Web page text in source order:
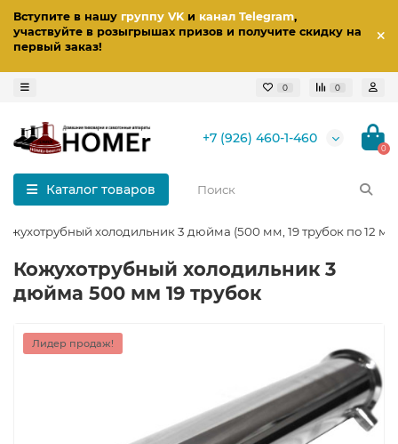
Вступите в нашу группу VKи канал Telegram,
участвуйте в розыгрышах призов и получите скидку на
первый заказ!
0 0
+7 (926) 460-1-460
0
Каталог товаров
холодильник 3 дюйма (500 мм, 19 трубок по 12
Кожухотрубный холодильник 3
дюйма 500 мм 19 трубок
Лидер продаж!